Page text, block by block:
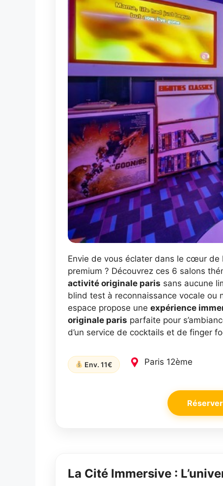
Envie de vous éclater dans le cœur de
premium ? Découvrez ces 6 salons
activité originale paris sans aucune
blind test à reconnaissance vocale ou
espace propose une expérience
originale paris parfaite pour
d’un service de cocktails et de finger
Env. 11€ Paris 12ème
La Cité Immersive :